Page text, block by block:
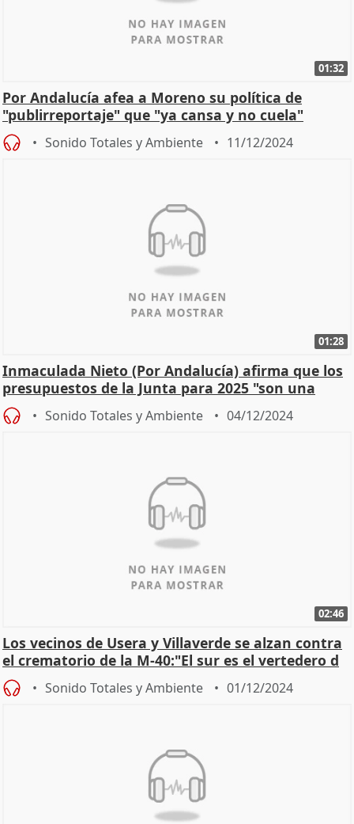
01:32
Por Andalucía afea a Moreno su política de
"publirreportaje" que "ya cansa y no cuela"
Sonido Totales y Ambiente 11/12/2024
01:28
Inmaculada Nieto (Por Andalucía) afirma que los
presupuestos de la Junta para 2025 "son una
milonga"
Sonido Totales y Ambiente 04/12/2024
02:46
Los vecinos de Usera y Villaverde se alzan contra
el crematorio de la M-40:"El sur es el vertedero d
Sonido Totales y Ambiente 01/12/2024